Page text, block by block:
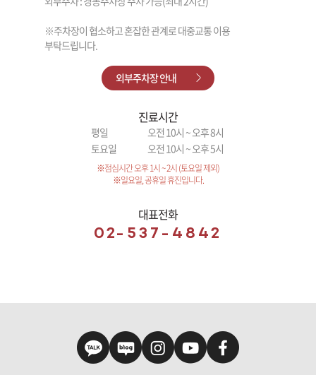
※주차장이 협소하고 혼잡한 관계로 대중교통 이용
부탁드립니다.
외부주차장 안내
진료시간
평일
오전 10시 ~ 오후 8시
토요일
오전 10시 ~ 오후 5시
※점심시간 오후 1시 ~ 2시 (토요일 제외)
※일요일, 공휴일 휴진입니다.
대표전화
02-537-4842